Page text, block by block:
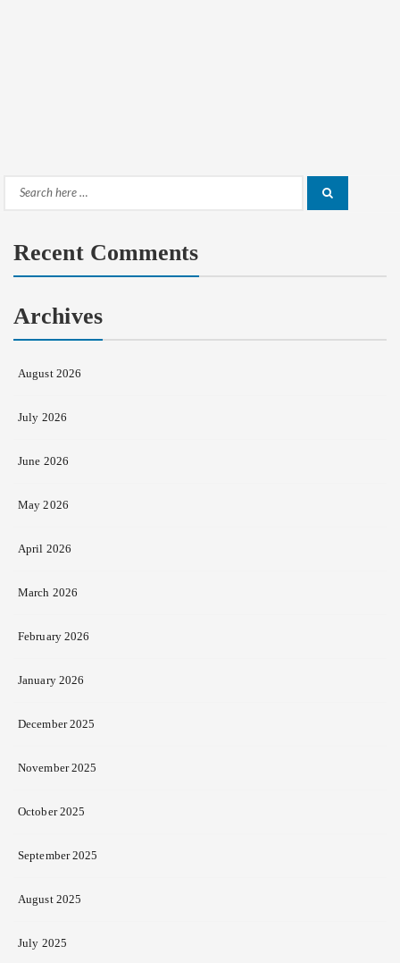
Search
Recent Comments
Archives
August 2026
July 2026
June 2026
May 2026
April 2026
March 2026
February 2026
January 2026
December 2025
November 2025
October 2025
September 2025
August 2025
July 2025